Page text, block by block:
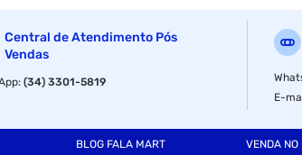
o manuseio e a aplicação deste produto. A ficha
ou pelo site www.hydronorth.com.br.
Central de Atendimento Pós
Vendas
:(34) 3301-5819
E-
BLOG FALA MART VENDA NO